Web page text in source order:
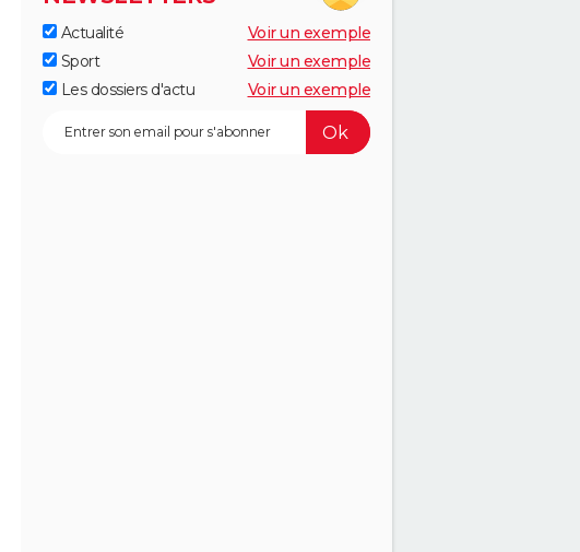
Actualité
Voir un exemple
Sport
Voir un exemple
Les dossiers d'actu
Voir un exemple